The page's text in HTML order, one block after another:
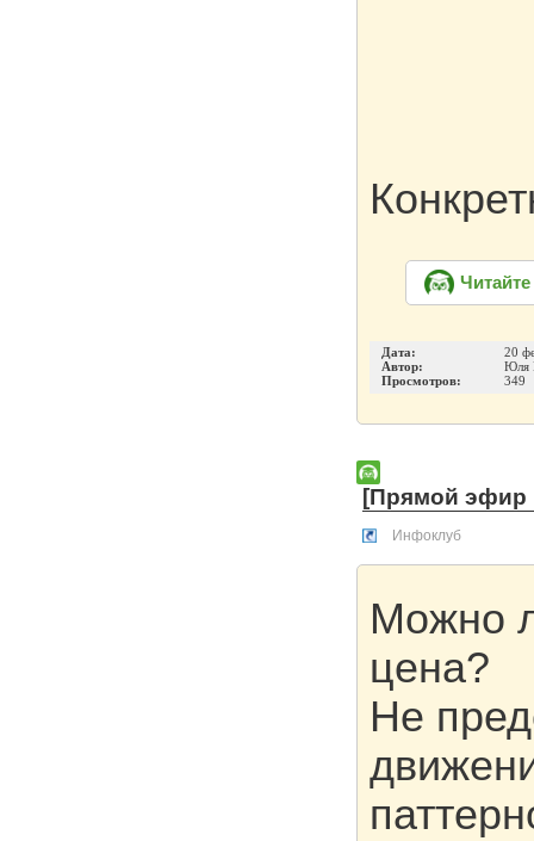
Дата:
20
Автор:
Юля
Просмотров:
349
[Прямой эфир
Инфоклуб
Можно
цена?
Не